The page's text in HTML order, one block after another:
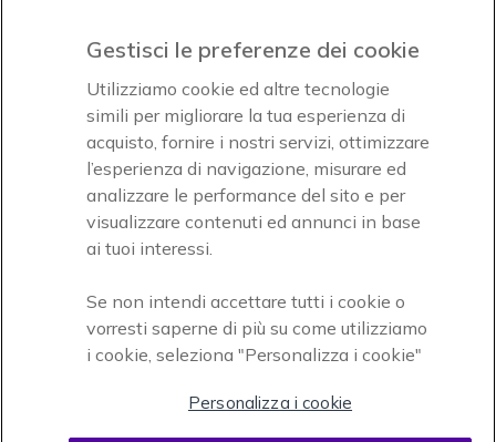
Accettiamo
Onedirect, azienda del gruppo INCEPT
Gestisci le preferenze dei cookie
Utilizziamo cookie ed altre tecnologie
simili per migliorare la tua esperienza di
acquisto, fornire i nostri servizi, ottimizzare
l’esperienza di navigazione, misurare ed
analizzare le performance del sito e per
visualizzare contenuti ed annunci in base
ai tuoi interessi.
Se non intendi accettare tutti i cookie o
vorresti saperne di più su come utilizziamo
i cookie, seleziona "Personalizza i cookie"
Personalizza i cookie